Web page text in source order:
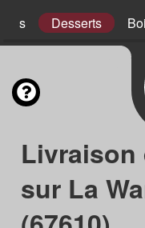
Desserts
Livraison
sur La